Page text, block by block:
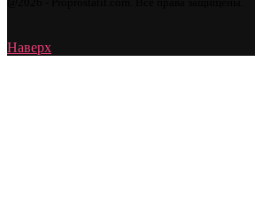
Наверх